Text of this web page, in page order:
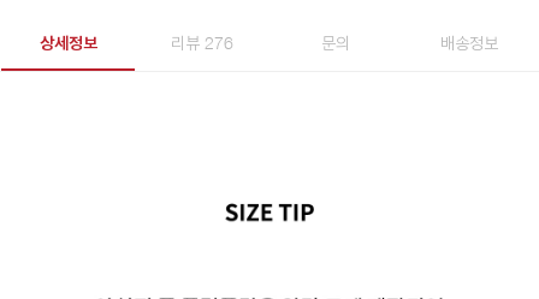
상세정보 리뷰 276 문의 배송정보